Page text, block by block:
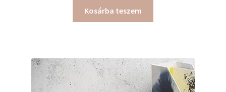
Kosárba teszem